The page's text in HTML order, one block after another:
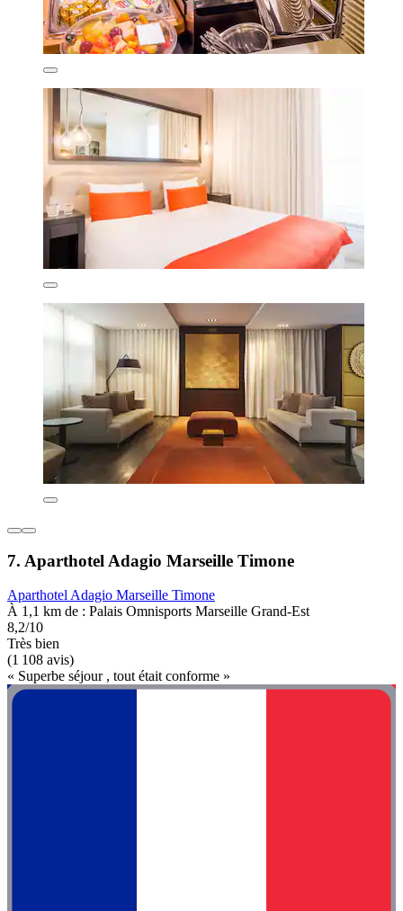
7. Aparthotel Adagio Marseille Timone
Aparthotel Adagio Marseille Timone
À 1,1 km de : Palais Omnisports Marseille Grand-Est
8,2/10
Très bien
(1 108 avis)
« Superbe séjour , tout était conforme »